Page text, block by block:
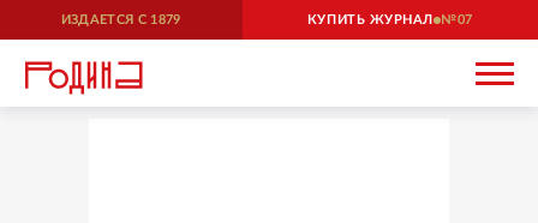
ИЗДАЕТСЯ С 1879 КУПИТЬ ЖУРНАЛ 07